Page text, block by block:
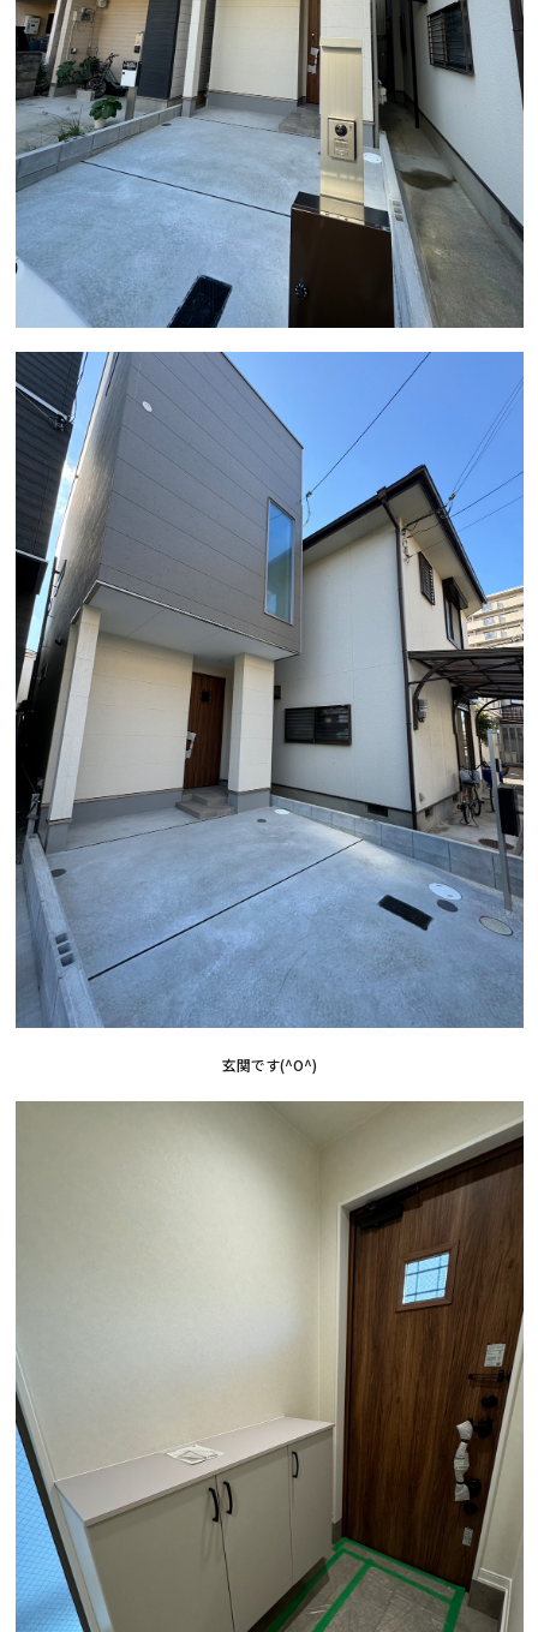
玄関です(^O^)